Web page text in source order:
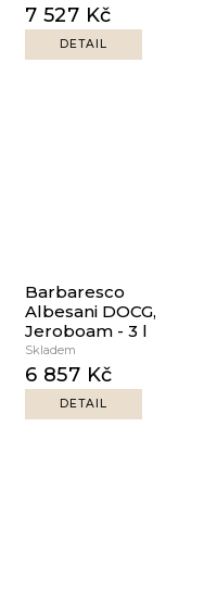
7 527 Kč
DETAIL
Barbaresco
Albesani DOCG,
Jeroboam - 3 l
Skladem
6 857 Kč
DETAIL